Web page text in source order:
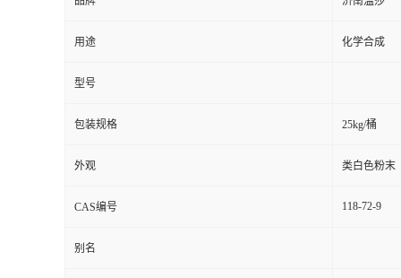
用途 化学合成
型号
包装规格 25kg/桶
外观 类白色粉末
CAS编号 118-72-9
别名